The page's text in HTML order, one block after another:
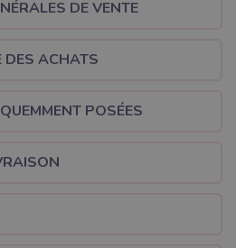
DE VENTE
DES ACHATS
POSÉES